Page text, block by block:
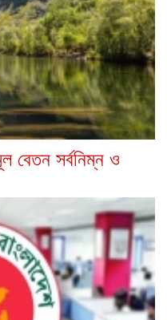
বেতন সর্বনিম্ন ও